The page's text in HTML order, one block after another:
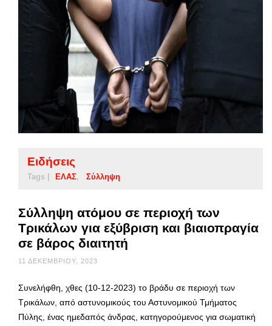
Ειδήσεις
Tags | ΕΛΑΣ Σύλληψη
Σύλληψη ατόμου σε περιοχή των
Τρικάλων για εξύβριση και βιαιοπραγία
σε βάρος διαιτητή
11 ΔΕΚΕΜΒΡΊΟΥ, 2023
Συνελήφθη, χθες (10-12-2023) το βράδυ σε περιοχή των
Τρικάλων, από αστυνομικούς του Αστυνομικού Τμήματος
Πύλης, ένας ημεδαπός άνδρας, κατηγορούμενος για σωματική